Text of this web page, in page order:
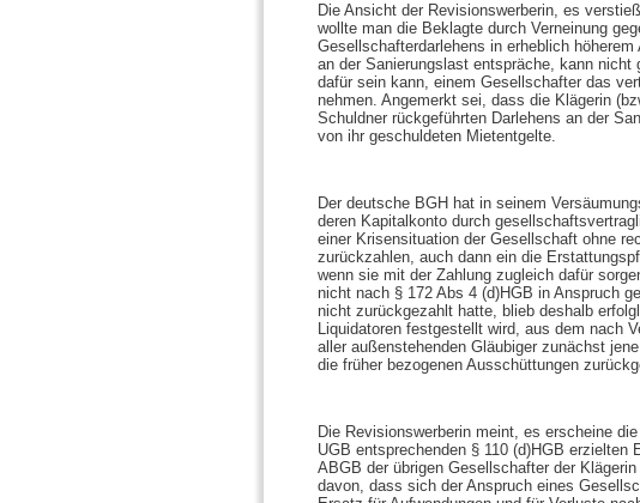
Die Ansicht der Revisionswerberin, es
wollte man die Beklagte durch Verneinung
Gesellschafterdarlehens in erheblich
an der Sanierungslast entspräche, kann
dafür sein kann, einem Gesellschafter das
nehmen. Angemerkt sei, dass die Klägerin
Schuldner rückgeführten Darlehens an der
von ihr geschuldeten Mietentgelte.
Der deutsche BGH hat in seinem
deren Kapitalkonto durch
einer Krisensituation der Gesellschaft ohne
zurückzahlen, auch dann ein die
wenn sie mit der Zahlung zugleich dafür
nicht nach § 172 Abs 4 (d)HGB in Anspruch
nicht zurückgezahlt hatte, blieb deshalb
Liquidatoren festgestellt wird, aus dem nach
aller außenstehenden Gläubiger zunächst
die früher bezogenen Ausschüttungen
Die Revisionswerberin meint, es erscheine
UGB entsprechenden § 110 (d)HGB
ABGB der übrigen Gesellschafter der
davon, dass sich der Anspruch eines